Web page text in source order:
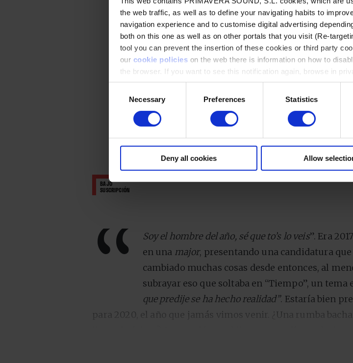
the web traffic, as well as to define your navigating habits to
navigation experience and to customise digital advertising
both on this one as well as on other portals that you visit (Re-
tool you can prevent the insertion of these cookies or third party
our cookie policies on the web there is information on how to
the browser. If you want to see this notification again, browse in
appear again
SelectionNecessary Preferences Statistics
Deny all cookies Allow
de
de
definitiva
dejaste
España,
en
el
BAJO
SUSCRIPCIÓN
“ Soy el hombre del año, sé que to’s lo veis”. Era
en una major, presentando una candidatura
cambiado muchas cosas desde entonces, al
subrayar eso que soltaba en “Tiempo”, un
que predije se ha hecho realidad”. Estaría bien
para 2020, el año que jamás vimos venir. ¿Una rumba